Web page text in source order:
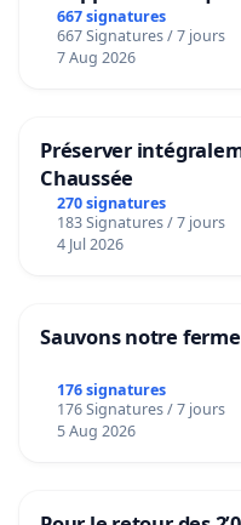
667 signatures
667 Signatures / 7 jours
7 Aug 2026
Préserver
Chaussée
270 signatures
183 Signatures / 7 jours
4 Jul 2026
Sauvons notre
176 signatures
176 Signatures / 7 jours
5 Aug 2026